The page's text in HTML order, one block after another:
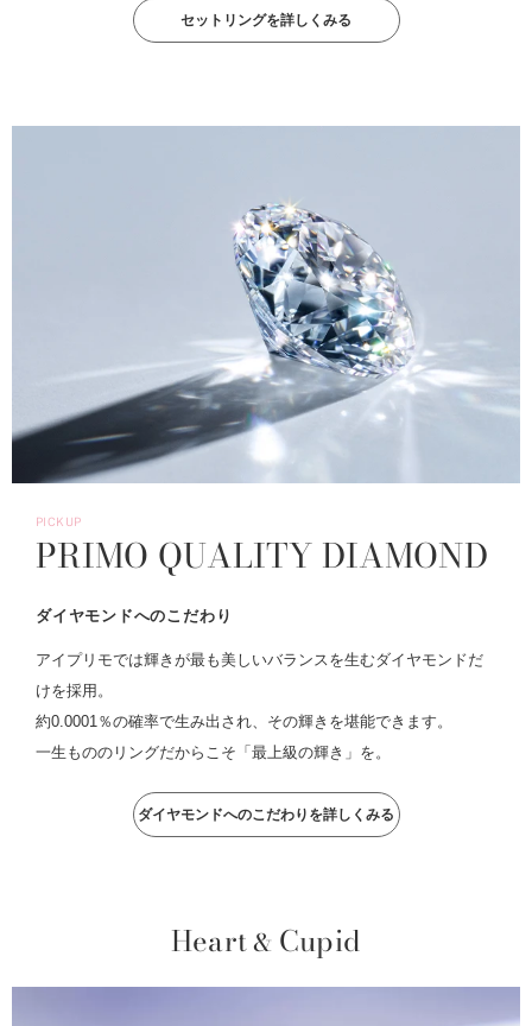
セットリングを詳しくみる
PICKUP
PRIMO QUALITY DIAMOND
ダイヤモンドへのこだわり
アイプリモでは輝きが最も美しいバランスを生むダイヤモンドだ
けを採用。
約0.0001％の確率で生み出され、その輝きを堪能できます。
一生もののリングだからこそ「最上級の輝き」を。
ダイヤモンドへのこだわりを詳しくみる
Heart& Cupid